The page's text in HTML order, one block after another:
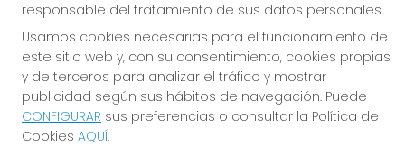
CONTACTO
ADMINISTRACION DE LOTERIAS Nº239-MADRID - Receptor
Oficial 95695
660452468
pedidos@loteriapreciados.com
C/PRECIADOS, 7
MADRID, 28013
responsable del tratamiento de sus datos personales.
Usamos cookies necesarias para el funcionamiento de
este sitio web y, con su consentimiento, cookies propias
y de terceros para analizar el tráfico y mostrar
publicidad según sus hábitos de navegación. Puede
CONFIGURAR sus preferencias o consultar la Política de
Cookies AQUÍ.